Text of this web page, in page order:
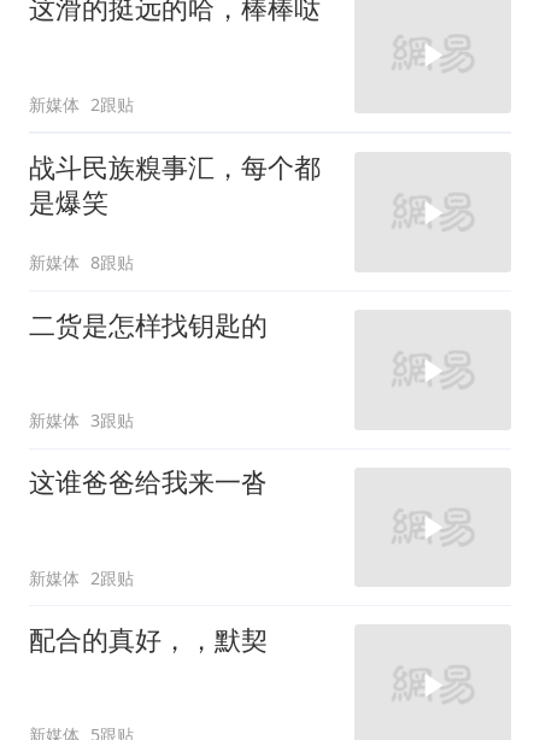
这滑的挺远的哈，棒棒哒
新媒体 2跟贴
战斗民族糗事汇，每个都
是爆笑
新媒体 8跟贴
二货是怎样找钥匙的
新媒体 3跟贴
这谁爸爸给我来一沓
新媒体 2跟贴
配合的真好，，默契
新媒体 5跟贴